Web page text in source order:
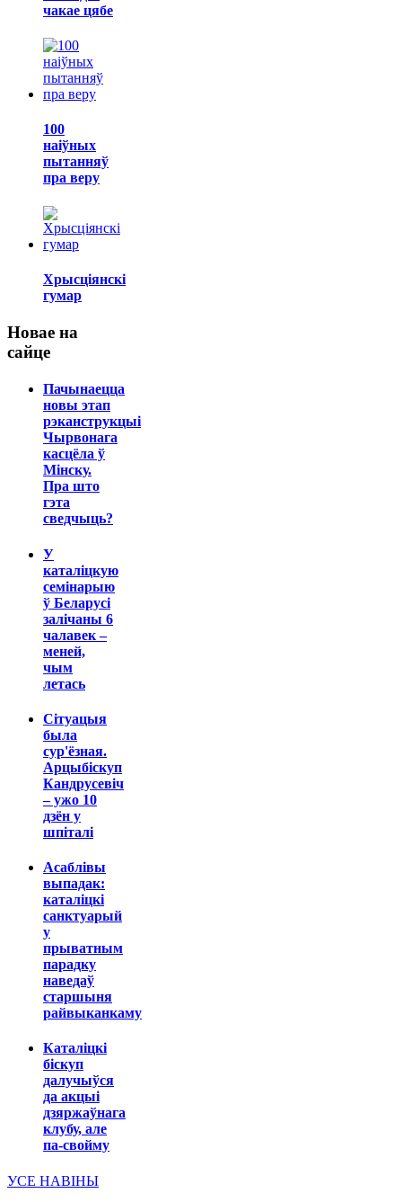
чакае цябе
100
наіўных
пытанняў
пра веру
Хрысціянскі
гумар
Новае на
сайце
Пачынаецца
новы этап
рэканструкцыі
Чырвонага
касцёла ў
Мінску.
Пра што
гэта
сведчыць?
У
каталіцкую
семінарыю
ў Беларусі
залічаны 6
чалавек –
меней,
чым
летась
Сітуацыя
была
сур'ёзная.
Арцыбіскуп
Кандрусевіч
– ужо 10
дзён у
шпіталі
Асаблівы
выпадак:
каталіцкі
санктуарый
у
прыватным
парадку
наведаў
старшыня
райвыканкаму
Каталіцкі
біскуп
далучыўся
да акцыі
дзяржаўнага
клубу, але
па-свойму
УСЕ НАВІНЫ